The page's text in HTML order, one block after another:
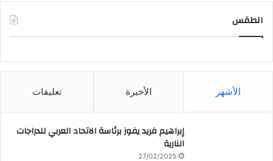
الطقس
الأشهر الأخيرة تعليقات
إبراهيم فريد يفوز برئاسة الاتحاد العربي للدراجات
النارية
27/02/2025